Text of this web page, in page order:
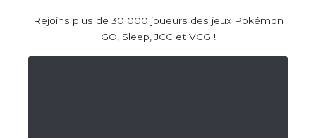
Rejoins plus de 30 000 joueurs des jeux Pokémon
GO, Sleep, JCC et VCG !